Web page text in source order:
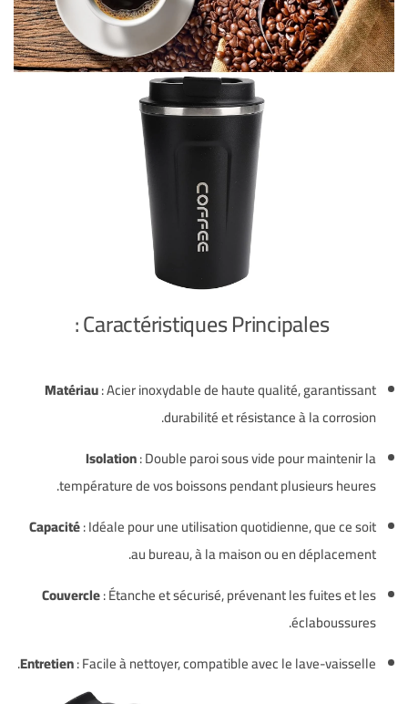
Caractéristiques Principales :
Matériau:Acier inoxydable de haute qualité, garantissant
durabilité et résistance à la corrosion.
Isolation:Double paroi sous vide pour maintenir la
température de vos boissons pendant plusieurs heures.
Capacité:Idéale pour une utilisation quotidienne, que ce soit
au bureau, à la maison ou en déplacement.
Couvercle:Étanche et sécurisé, prévenant les fuites et les
éclaboussures.
Entretien:Facile à nettoyer, compatible avec le lave-vaisselle.